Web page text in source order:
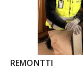
REMONTTI